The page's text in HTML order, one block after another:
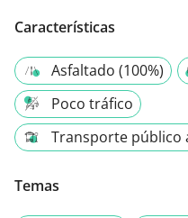
Características
Asfaltado (100%)
Poco tráfico
Transporte público
Temas